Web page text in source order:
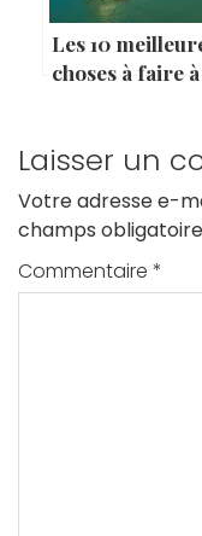
Les 10
choses à faire à
Laisser un
Votre adresse e-
champs
Commentaire *